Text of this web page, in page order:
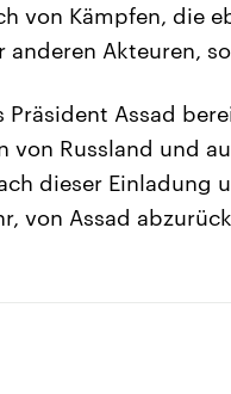
von Kämpfen, die
anderen Akteuren,
Präsident Assad
von Russland und
dieser Einladung
von Assad